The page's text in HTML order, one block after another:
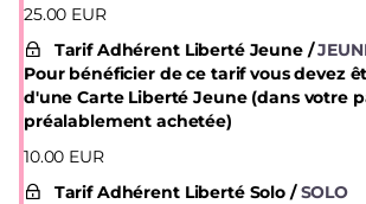
25.00 EUR
Tarif Adhérent Liberté Jeune
Pour bénéficier de ce tarif vous devez
d'une Carte Liberté Jeune (dans votre
préalablement achetée)
10.00 EUR
Tarif Adhérent Liberté Solo
SOLO